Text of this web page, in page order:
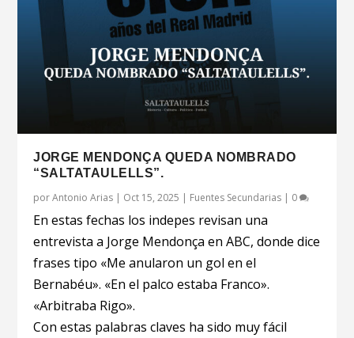
JORGE MENDONÇA QUEDA NOMBRADO
“SALTATAULELLS”.
porAntonio Arias | Oct 15, 2025 | Fuentes Secundarias | 0
En estas fechas los indepes revisan una
entrevista a Jorge Mendonça en ABC, donde dice
frases tipo «Me anularon un gol en el
Bernabéu». «En el palco estaba Franco».
«Arbitraba Rigo».
Con estas palabras claves ha sido muy fácil